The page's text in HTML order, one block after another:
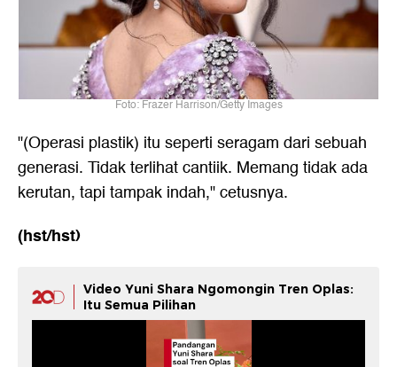
Foto: Frazer Harrison/Getty Images
"(Operasi plastik) itu seperti seragam dari sebuah
generasi. Tidak terlihat cantiik. Memang tidak ada
kerutan, tapi tampak indah," cetusnya.
(hst/hst)
Video Yuni Shara Ngomongin Tren Oplas:
Itu Semua Pilihan